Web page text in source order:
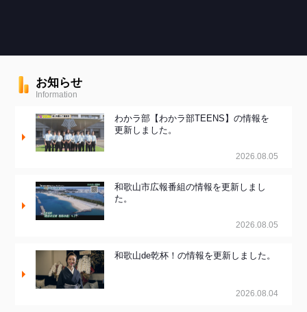
お知らせ
Information
わかラ部【わかラ部TEENS】の情報を
更新しました。
2026.08.05
和歌山市広報番組の情報を更新しまし
た。
2026.08.05
和歌山de乾杯！の情報を更新しました。
2026.08.04